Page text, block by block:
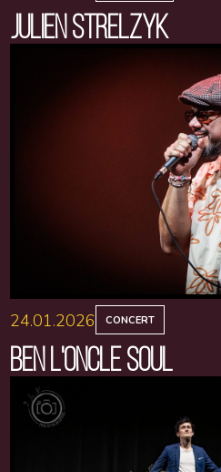
JULIEN STRELZYK
24.01.2026 CONCERT
BEN L'ONCLE SOUL